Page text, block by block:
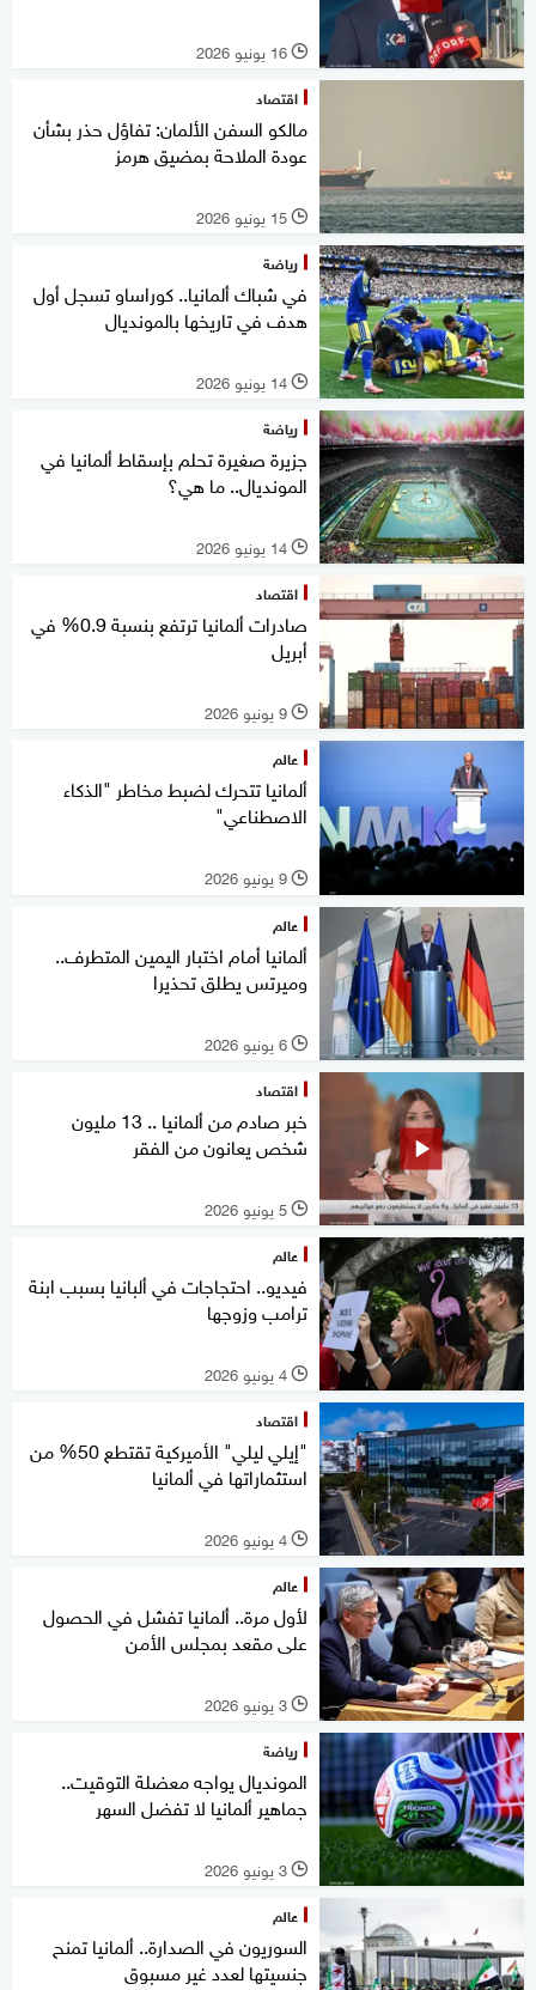
l 16 يونيو 2026
اقتصاد
مالكو السفن الألمان: تفاؤل حذر بشأن
عودة الملاحة بمضيق هرمز
l 15 يونيو 2026
رياضة
في شباك ألمانيا.. كوراساو تسجل أول
هدف في تاريخها بالمونديال
l 14 يونيو 2026
رياضة
جزيرة صغيرة تحلم بإسقاط ألمانيا في
المونديال.. ما هي؟
l 14 يونيو 2026
اقتصاد
صادرات ألمانيا ترتفع بنسبة 0.9% في
أبريل
l 9 يونيو 2026
عالم
ألمانيا تتحرك لضبط مخاطر "الذكاء
الاصطناعي"
l 9 يونيو 2026
عالم
ألمانيا أمام اختبار اليمين المتطرف..
وميرتس يطلق تحذيرا
l 6 يونيو 2026
اقتصاد
خبر صادم من ألمانيا .. 13 مليون
شخص يعانون من الفقر
l 5 يونيو 2026
عالم
فيديو.. احتجاجات في ألبانيا بسبب ابنة
ترامب وزوجها
l 4 يونيو 2026
اقتصاد
"إيلي ليلي" الأميركية تقتطع 50% من
استثماراتها في ألمانيا
l 4 يونيو 2026
عالم
لأول مرة.. ألمانيا تفشل في الحصول
على مقعد بمجلس الأمن
l 3 يونيو 2026
رياضة
المونديال يواجه معضلة التوقيت..
جماهير ألمانيا لا تفضل السهر
l 3 يونيو 2026
عالم
السوريون في الصدارة.. ألمانيا تمنح
جنسيتها لعدد غير مسبوق